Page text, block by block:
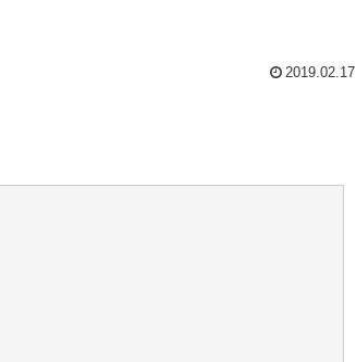
2019.02.17